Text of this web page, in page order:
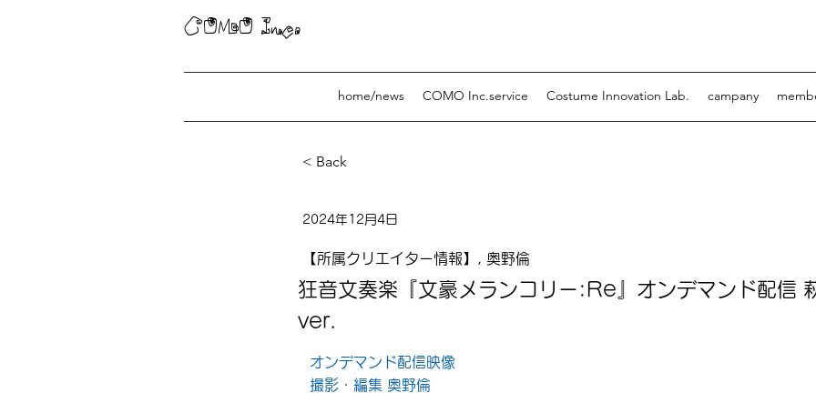
COMO Inc.
home/news COMO Inc.service Costume Innovation Lab. campany
< Back
2024年12月4日
【所属クリエイター情報】, 奥野倫
狂音文奏楽『文豪メランコリー:Re』オンデマンド配信
ver.
オンデマンド配信映像
撮影・編集 奥野倫